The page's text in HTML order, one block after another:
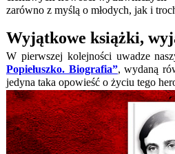
zarówno z myślą o młodych, jak i
Wyjątkowe książki,
W pierwszej kolejności uwadze
Popiełuszko. Biografia”, wydaną
jedyna taka opowieść o życiu tego